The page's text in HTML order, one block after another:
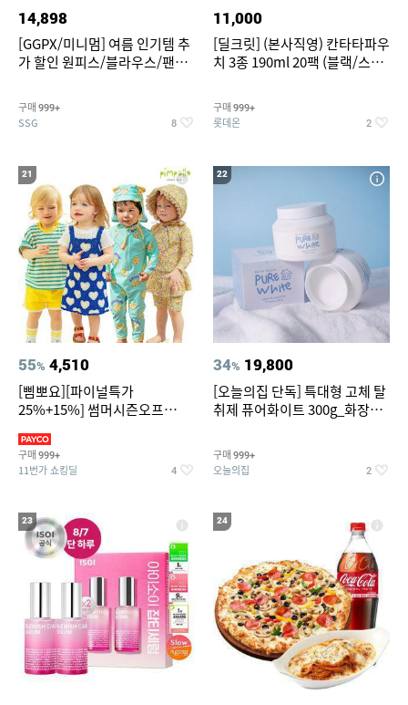
14,898
[GGPX/미니멈] 여름 인기템 추
가 할인 원피스/블라우스/팬츠
구매 999+
SSG 8
11,000
[딜크릿] (본사직영) 칸타타파우
치 3종 190ml 20팩 (블랙/스위
구매 999+
롯데온 2
21
55% 4,510
[삠뽀요][파이널특가
25%+15%] 썸머시즌오프
영복/티셔츠/
구매 999+
11번가 쇼킹딜 4
22
34% 19,800
[오늘의집 단독] 특대형 고체 탈
취제 퓨어화이트 300g_화장실
구매 999+
오늘의집 2
23 24